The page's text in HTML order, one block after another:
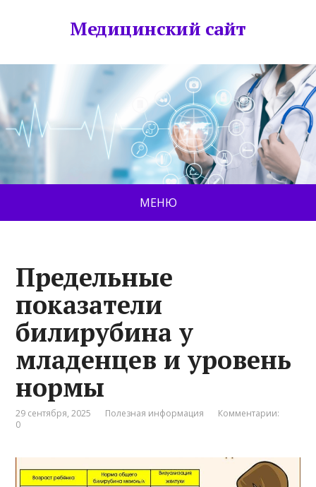
Медицинский сайт
МЕНЮ
Предельные
показатели
билирубина у
младенцев и уровень
нормы
29 сентября, 2025 Полезная информация
Комментарии:
0